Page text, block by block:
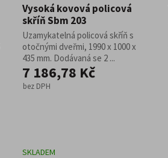
Vysoká kovová policová
skříň Sbm 203
Uzamykatelná policová skříň s
otočnými dveřmi, 1990 x 1000 x
435 mm. Dodávaná se 2 ...
7 186,78 Kč
bez DPH
SKLADEM